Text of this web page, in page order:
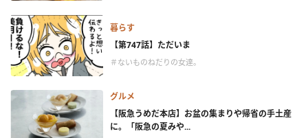
暮らす
【第747話】ただいま
＃ないものねだりの女達。
グルメ
【阪急うめだ本店】お盆の集まりや帰省の手土産
に。「阪急の夏みや...